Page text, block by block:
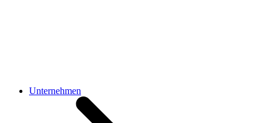
Unternehmen